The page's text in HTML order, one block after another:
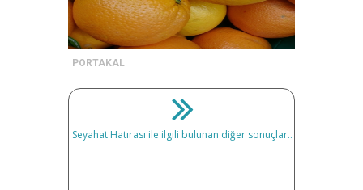
PORTAKAL
Seyahat Hatırası ile ilgili bulunan diğer sonuçlar..